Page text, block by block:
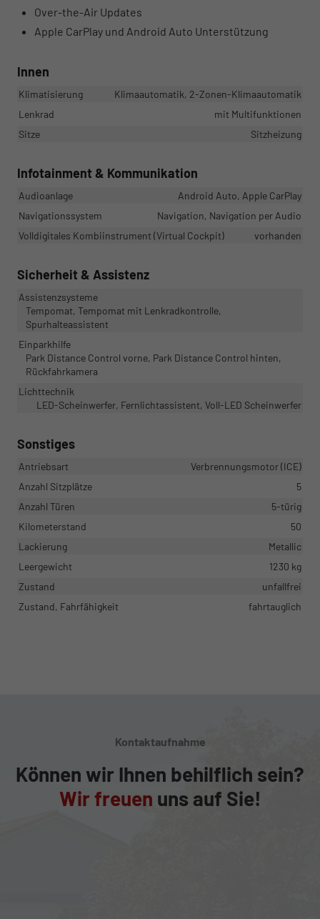
Over-the-Air Updates
Apple CarPlay und Android Auto Unterstützung
Innen
Klimatisierung
Klimaautomatik, 2-Zonen-Klimaautomatik
Lenkrad
mit Multifunktionen
Sitze
Sitzheizung
Infotainment & Kommunikation
Audioanlage
Android Auto, Apple CarPlay
Navigationssystem
Navigation, Navigation per Audio
Volldigitales Kombiinstrument (Virtual Cockpit)
vorhanden
Sicherheit & Assistenz
Assistenzsysteme
Tempomat, Tempomat mit Lenkradkontrolle,
Spurhalteassistent
Einparkhilfe
Park Distance Control vorne, Park Distance Control hinten,
Rückfahrkamera
Lichttechnik
LED-Scheinwerfer, Fernlichtassistent, Voll-LED Scheinwerfer
Sonstiges
Antriebsart
Verbrennungsmotor (ICE)
Anzahl Sitzplätze
5
Anzahl Türen
5-türig
Kilometerstand
50
Lackierung
Metallic
Leergewicht
1230 kg
Zustand
unfallfrei
Zustand, Fahrfähigkeit
fahrtauglich
Kontaktaufnahme
Können wir Ihnen behilflich sein?
Wir freuen uns auf Sie!